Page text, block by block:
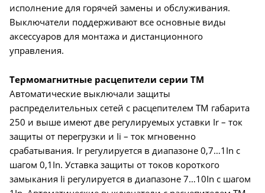
исполнение для горячей замены и обслуживания.
Выключатели поддерживают все основные виды
аксессуаров для монтажа и дистанционного
управления.
Термомагнитные расцепители серии TM
Автоматические выключали защиты
распределительных сетей с расцепителем TM габарита
250 и выше имеют две регулируемых уставки Ir – ток
защиты от перегрузки и Ii – ток мгновенно
срабатывания. Ir регулируется в диапазоне 0,7…1In с
шагом 0,1In. Уставка защиты от токов короткого
замыкания Ii регулируется в диапазоне 7…10In с шагом